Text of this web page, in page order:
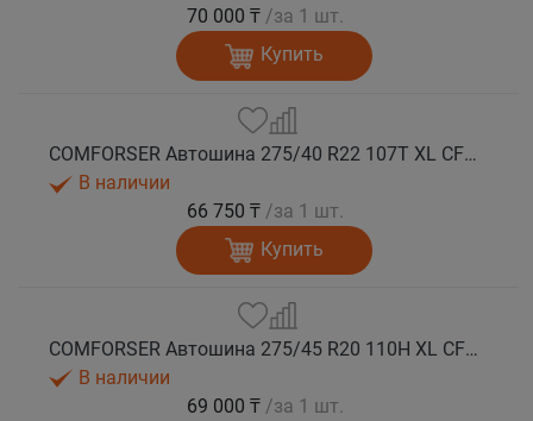
70 000 ₸ /за 1 шт.
Купить
COMFORSER Автошина 275/40 R22 107T XL CF1100 RWL лето
В наличии
66 750 ₸ /за 1 шт.
Купить
COMFORSER Автошина 275/45 R20 110H XL CF1100 RWL лето
В наличии
69 000 ₸ /за 1 шт.